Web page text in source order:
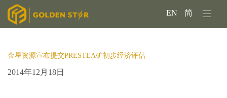
EN 简
金星资源宣布提交PRESTEA矿初步经济评估
2014年12月18日